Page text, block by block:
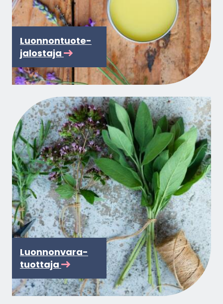
Luon­non­tuo­te­
ja­los­ta­ja
Luon­non­va­ra­
tuot­ta­ja